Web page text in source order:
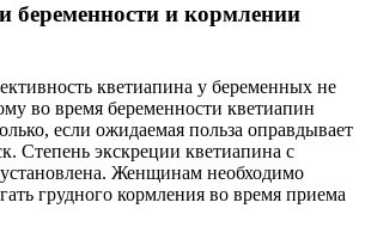
беременности и кормлении
кветиапина у беременных не
во время беременности кветиапин
если ожидаемая польза оправдывает
Степень экскреции кветиапина с
Женщинам необходимо
грудного кормления во время приема